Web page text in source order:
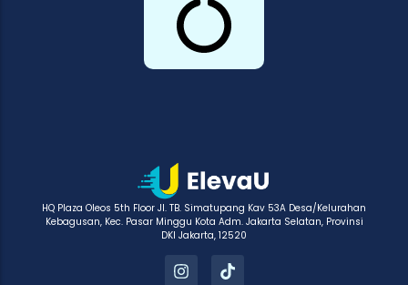
HQ Plaza Oleos 5th Floor Jl. TB. Simatupang Kav 53A Desa/Kelurahan
Kebagusan, Kec. Pasar Minggu Kota Adm. Jakarta Selatan, Provinsi
DKI Jakarta, 12520